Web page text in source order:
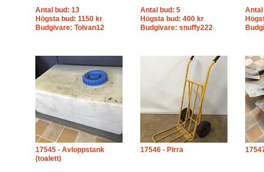
Antal bud: 13
Högsta bud: 1150 kr
Budgivare: Tolvan12
Antal bud: 5
Högsta bud: 400 kr
Budgivare: snuffy222
Antal
17545 - Avloppstank
(toalett)
17546 - Pirra